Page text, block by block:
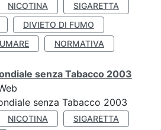
NICOTINA
SIGARETTA
DIVIETO DI FUMO
NORMATIVA
senza Tabacco 2003
senza Tabacco 2003
NICOTINA
SIGARETTA